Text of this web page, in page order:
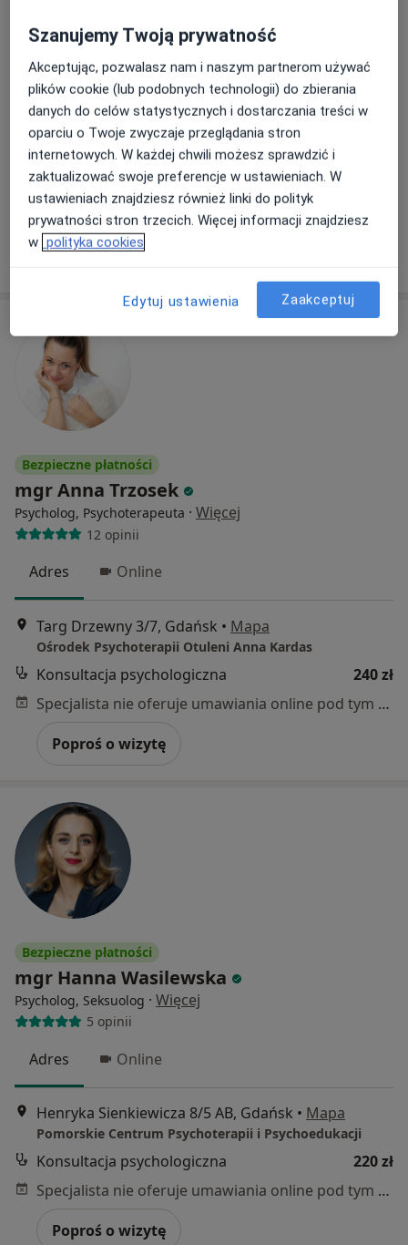
Popularny specjalista: pacjenci chętnie płacą
online
Adres
Online
Dyrekcyjna 6, gabinet 114, I piętro, Gdańsk
Gabinet Psychologiczny, Izabela Krzywicka
Konsultacja psychologiczna
Poproś o wizytę
Bezpieczne płatności
mgr Anna Trzosek
Psycholog, Psychoterapeuta · Więcej
12 opinii
Adres Online
Targ Drzewny 3/7, Gdańsk • Mapa
Ośrodek Psychoterapii Otuleni Anna Kardas
Konsultacja psychologiczna
240 zł
Specjalista nie oferuje umawiania online pod tym adresem.
Poproś o wizytę
Bezpieczne płatności
mgr Hanna Wasilewska
Psycholog, Seksuolog · Więcej
5 opinii
Adres Online
Henryka Sienkiewicza 8/5 AB, Gdańsk • Mapa
Pomorskie Centrum Psychoterapii i Psychoedukacji
Konsultacja psychologiczna
220 zł
Specjalista nie oferuje umawiania online pod tym adresem.
Poproś o wizytę
Szanujemy Twoją prywatność
Akceptując, pozwalasz nam i naszym partnerom używać
plików cookie (lub podobnych technologii) do zbierania
danych do celów statystycznych i dostarczania treści w
oparciu o Twoje zwyczaje przeglądania stron
internetowych. W każdej chwili możesz sprawdzić i
zaktualizować swoje preferencje w ustawieniach. W
ustawieniach znajdziesz również linki do polityk
prywatności stron trzecich. Więcej informacji znajdziesz
w polityka cookies
Edytuj ustawienia Zaakceptuj